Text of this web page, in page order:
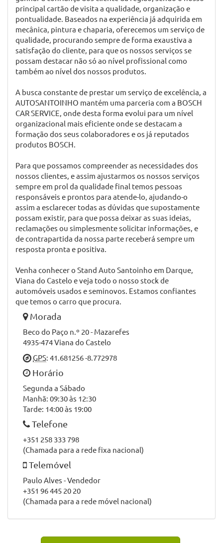
Stand Auto Santoinho - Comércio
de Automóveis em Darque
Somos uma empresa dedicada ao comércio de
automóveis desde 1990, com experiência e dedicação,
garantindo assim o melhor preço, qualidade e serviço.
por profissionais do ramo que desde então têm vindo a
ganhar a confiança dos cliente da região, sendo o nosso
principal cartão de visita a qualidade, organização e
pontualidade. Baseados na experiência já adquirida em
mecânica, pintura e chaparia, oferecemos um serviço de
qualidade, procurando sempre de forma exaustiva a
possam destacar não só ao nível profissional como
também ao nível dos nossos produtos.
A busca constante de prestar um serviço de excelência, a
AUTOSANTOINHO mantém uma parceria com a BOSCH
CAR SERVICE, onde desta forma evolui para um nível
organizacional mais eficiente onde se destacam a
formação dos seus colaboradores e os já reputados
produtos BOSCH.
Para que possamos compreender as necessidades dos
nossos clientes, e assim ajustarmos os nossos serviços
sempre em prol da qualidade final temos pessoas
responsáveis e prontos para atende-lo, ajudando-o
assim a esclarecer todas as dúvidas que supostamente
possam existir, para que possa deixar as suas ideias,
reclamações ou simplesmente solicitar informações, e
de contrapartida da nossa parte receberá sempre um
resposta pronta e positiva.
Venha conhecer o Stand Auto Santoinho em Darque,
Viana do Castelo e veja todo o nosso stock de
automóveis usados e seminovos. Estamos confiantes
que temos o carro que procura.
Morada
Beco do Paço n.º 20 - Mazarefes
4935-474 Viana do Castelo
GPS: 41.681256 -8.772978
Horário
Segunda a Sábado
Manhã: 09:30 às 12:30
Tarde: 14:00 às 19:00